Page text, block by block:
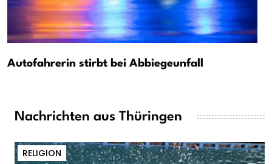
Autofahrerin stirbt bei Abbiegeunfall
Nachrichten aus Thüringen
RELIGION